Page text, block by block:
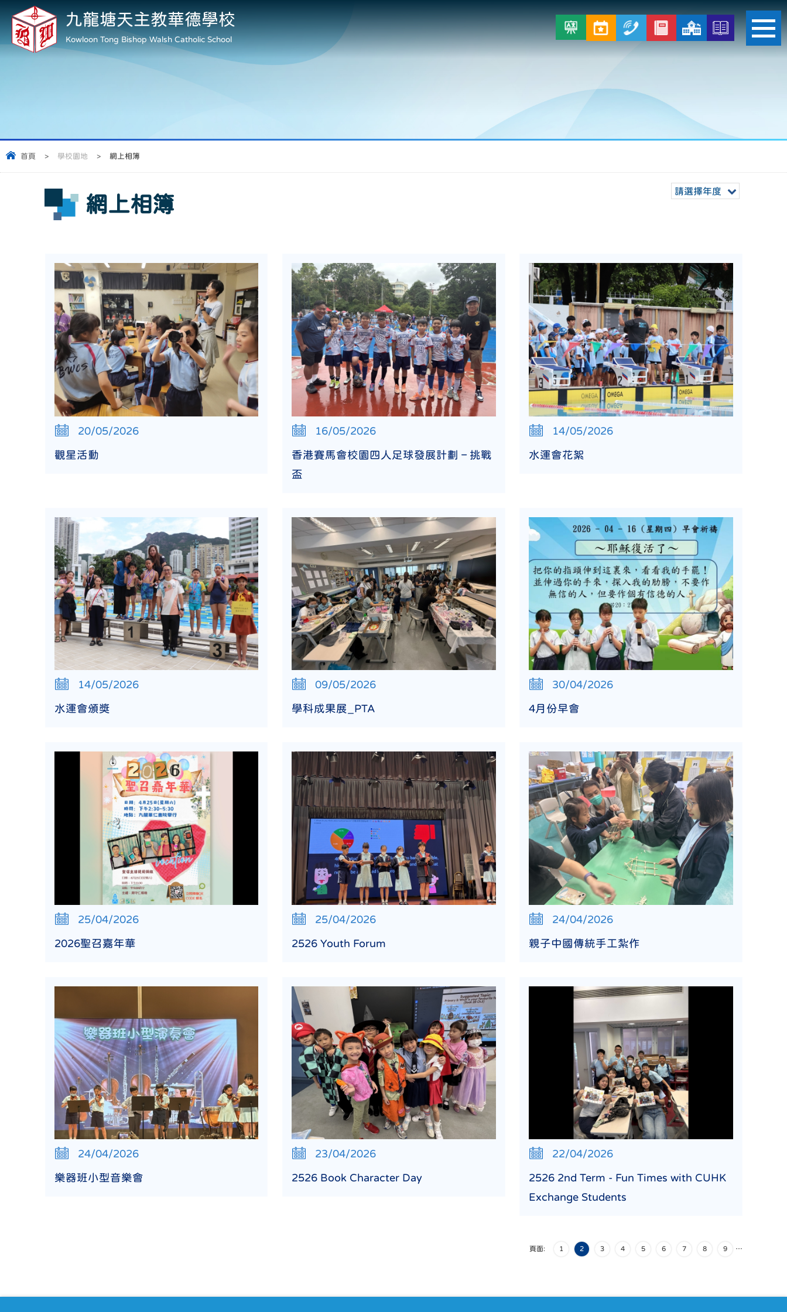
九龍塘天主教華德學校
Kowloon Tong Bishop Walsh Catholic School
首頁 > 學校園地 > 網上相簿
請選擇年度
網上相簿
20/05/2026
觀星活動
16/05/2026
香港賽馬會校園四人足球發展計劃 – 挑戰
盃
14/05/2026
水運會花絮
14/05/2026
水運會頒獎
09/05/2026
學科成果展_PTA
30/04/2026
4月份早會
25/04/2026
2026聖召嘉年華
25/04/2026
2526 Youth Forum
24/04/2026
親子中國傳統手工紮作
24/04/2026
樂器班小型音樂會
23/04/2026
2526 Book Character Day
22/04/2026
2526 2nd Term - Fun Times with CUHK
Exchange Students
頁面: 1 2 3 4 5 6 7 8 9 …